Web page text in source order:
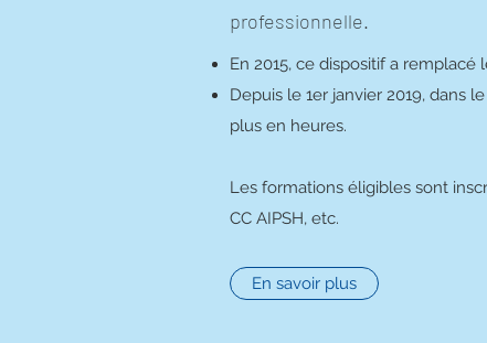
professionnelle.
En 2015, ce dispositif a remplacé
Depuis le 1er janvier 2019, dans
plus en heures.
Les formations éligibles sont
CC AIPSH, etc.
En savoir plus